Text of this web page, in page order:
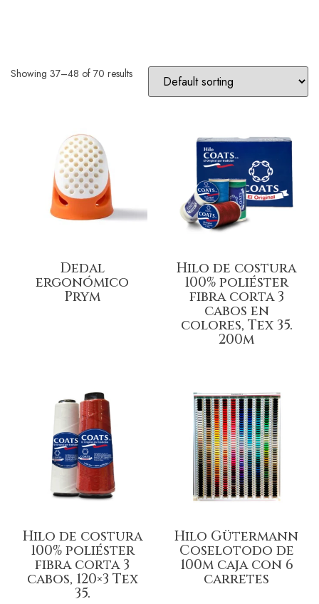
Showing 37–48 of 70 results
Dedal
ergonómico
Prym
Hilo de costura
100% poliéster
fibra corta 3
cabos en
colores, Tex 35.
200m
Hilo de costura
100% poliéster
fibra corta 3
cabos, 120×3 Tex
35.
Hilo Gütermann
Coselotodo de
100m caja con 6
carretes